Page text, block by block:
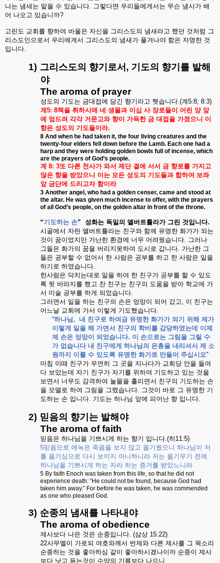
나는 냄새는 맡을 수 있습니다. 그렇다면 우리들에게서는 무슨 냄사가 배
어 나오고 있습니까?
고린도 교회를 향하여 바울은 자신을 그리스도의 냄새라고 했던 것처럼 그
리스도인으로서 우리에게서 그리스도의 냄새가 풀겨나야 함은 자명한 것
입니다.
1) 그리스도의 향기로서 , 기도의 향기를 발해
야
The aroma of prayer
성도의 기도는 금대접에 담긴 향기라고 햇습니다.(계5:8; 8:3)
계 5: 8책을 취하시매 네 생물과 이십 사 장로들이 어린 양 앞
에 엎드려 각각 거문고와 향이 가득한 금 대접을 가졌으니 이
향은 성도의 기도들이라.
8 And when he had taken it, the four living creatures and the
twenty-four elders fell down before the Lamb. Each one had a
harp and they were holding golden bowls full of incense, which
are the prayers of God’s people.
계 8: 3또 다른 천사가 와서 제단 곁에 서서 금 향로를 가지고
많은 향을 받았으니 이는 모든 성도의 기도들과 합하여 보좌
앞 금단에 드리고자 함이라
3 Another angel, who had a golden censer, came and stood at
the altar. He was given much incense to offer, with the prayers
of all God’s people, on the golden altar in front of the throne.
“기도하는 손” 성화는 독일의 앨버트튤라가 그린 것입니다.
시골에서 자란 앨버트튤라는 친구와 함께 유명한 화가가 되는
것이 꿈이었지만 가난한 환경에 너무 어려웠습니다. 그러나
그들은 화가의 꿈을 버리지못하여 도시로 갑니다. 가난한 그
들은 공부할 수 없어서 한 사람은 공부를 하고 한 사람은 일을
하기로 하였습니다.
한사람은 닥치는대로 일을 하여 한 친구가 공부를 할 수 있도
록 뒷 바라지를 했고 찬 친구는 친구의 도움을 받아 학교에 가
서 미술 공부를 하게 되었습니다.
그러면서 일을 하는 친구의 손은 엉망이 되어 갔고, 이 친구는
어느날 교회에 가서 이렇게 기도했습니다.
“하나님 , 내 친구로 하여금 유명한 화가가 되기 위해 제가
이렇게
일을 해 가면서 친구의 학비를 감당하였는데
이제
제
손은 엉망이 되었습니다. 이 손으로는 그림을 그릴 수
가 없습니다 내 친구에게 하나님의 은총을 내리셔서 제
소
원까지 이룰 수 있도록 유명한 화가로 만들어 주십시오”
마침 이때 친구가 우연히 그 곳을 지나다가 교회당 안을 들여
다 보았는데 자기 친구가 자기를 위하여 기도하고 있는 것을
보면서 너무도 감격하여 눌물을 흘리면서 친구의 기도하는 손
을 모델로 하여 그림을 그렸습니다. 그것이 바로 그 유명한 기
도하는 손 입니다. 기도는 하나님 앞에 피어난 향 입니다.
2) 믿음의 향기는 발해야
The aroma of faith
믿음은 하나님을 기쁘시게 하는 향기 입니다.(히 11:5)
5믿음으로 에녹은 죽음을 보지 않고 옮기웠으니 하나님이 저
를 옮기심으로 다시 보이지 아니하니라 저는 옮기우기 전에
하나님을 기쁘시게 하는 자라 하는 증거를 받았느니라
5 By faith Enoch was taken from this life, so that he did not
experience death: “He could not be found, because God had
taken him away.” For before he was taken, he was commended
as one who pleased God.
3) 순종의 냄새를 나타내야
The aroma of obedience
제사보다 나은 것은 순종입니다. (삼상 15:22)
22사무엘이 가로되 여호와께서 번제와 다른 제사를 그 목소리
순종하는 것을 좋아하심 같이 좋아하시겠나이까 순종이 제사
보다 낫고 듣는것이 수양의 기름보다 나으니